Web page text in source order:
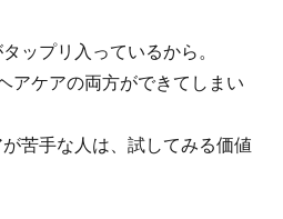
ップリ入っているから。
アケアの両方ができてしまい
苦手な人は、試してみる価値